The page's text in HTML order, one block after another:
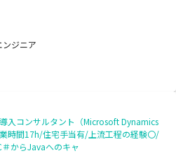
ジニア
入コンサルタント（Microsoft Dynamics
時間17h/住宅手当有/上流工程の経験〇/
からJavaへのキャ